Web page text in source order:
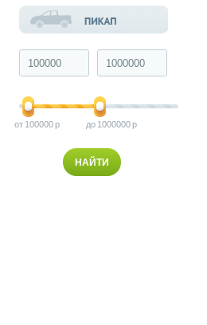
100000 1000000